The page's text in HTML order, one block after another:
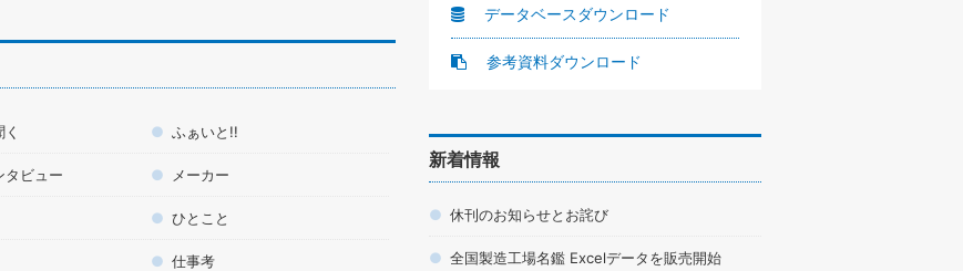
ふぁいと!!
タビュー メーカー
ひとこと
仕事考
データベースダウンロード
参考資料ダウンロード
新着情報
休刊のお知らせとお詫び
全国製造工場名鑑 Excelデータを販売開始